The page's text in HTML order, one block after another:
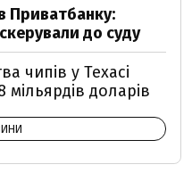
Приватбанку:
до суду
чипів у Техасі
мільярдів доларів